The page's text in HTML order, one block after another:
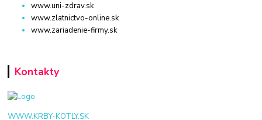
www.uni-zdrav.sk
www.zlatnictvo-online.sk
www.zariadenie-firmy.sk
Kontakty
WWW.KRBY-KOTLY.SK